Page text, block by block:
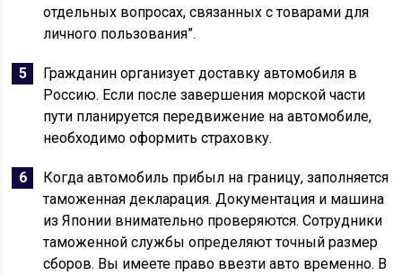
отдельных вопросах, связанных с товарами для
личного пользования”.
Гражданин организует доставку автомобиля в
Россию. Если после завершения морской части
пути планируется передвижение на автомобиле,
необходимо оформить страховку.
Когда автомобиль прибыл на границу, заполняется
таможенная декларация. Документация и машина
из Японии внимательно проверяются. Сотрудники
таможенной службы определяют точный размер
сборов. Вы имеете право ввезти авто временно. В